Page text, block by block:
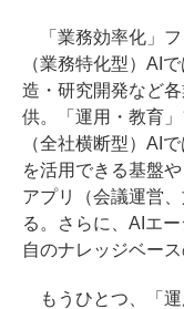
「業務効率化」フ
（業務特化型）AI
造・研究開発など
供。「運用・教育
（全社横断型）AI
を活用できる基盤
アプリ（会議運営
る。さらに、AIエ
自のナレッジベー
もうひとつ、「運